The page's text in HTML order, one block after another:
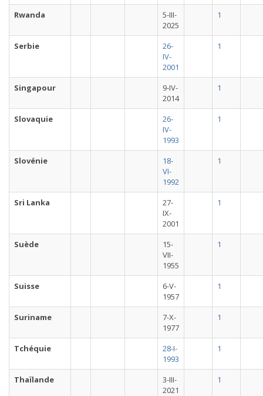
Rwanda
5-III-
2025
1
Serbie
26-
IV-
2001
1
Singapour
9-IV-
2014
1
Slovaquie
26-
IV-
1993
1
Slovénie
18-
VI-
1992
1
Sri Lanka
27-
IX-
2001
1
Suède
15-
VII-
1955
1
Suisse
6-V-
1957
1
Suriname
7-X-
1977
1
Tchéquie
28-I-
1993
1
Thaïlande
3-III-
2021
1